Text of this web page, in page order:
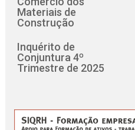
Materiais de
Construção
Inquérito de
Conjuntura 4º
Trimestre de 2025